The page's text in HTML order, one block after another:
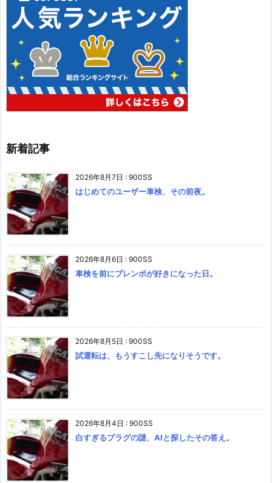
新着記事
2026年8月7日 : 900SS
はじめてのユーザー車検、その前夜。
2026年8月6日 : 900SS
車検を前にブレンボが好きになった日。
2026年8月5日 : 900SS
試運転は、もうすこし先になりそうです。
2026年8月4日 : 900SS
白すぎるプラグの謎、AIと探したその答え。